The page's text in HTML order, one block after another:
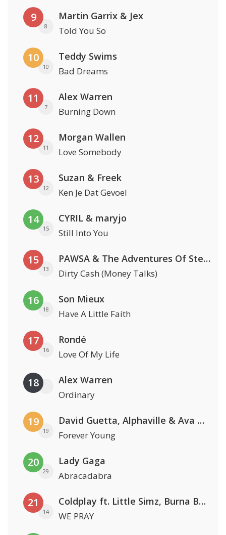
9
8
Martin Garrix & Jex
Told You So
10
10
Teddy Swims
Bad Dreams
11
7
Alex Warren
Burning Down
12
11
Morgan Wallen
Love Somebody
13
12
Suzan & Freek
Ken Je Dat Gevoel
14
15
CYRIL & maryjo
Still Into You
15
13
PAWSA & The Adventures Of Stevie V
Dirty Cash (Money Talks)
16
18
Son Mieux
Have A Little Faith
17
16
Rondé
Love Of My Life
18 Alex Warren
Ordinary
19
19
David Guetta, Alphaville & Ava Max
Forever Young
20
29
Lady Gaga
Abracadabra
21
14
Coldplay ft. Little Simz, Burna Boy, Elyanna & Tini
WE PRAY